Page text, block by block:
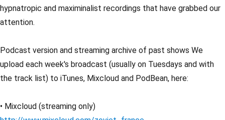
hypnatropic and maximinalist recordings that have grabbed our
attention.
Podcast version and streaming archive of past shows We
upload each week's broadcast (usually on Tuesdays and with
the track list) to iTunes, Mixcloud and PodBean, here:
• Mixcloud (streaming only)